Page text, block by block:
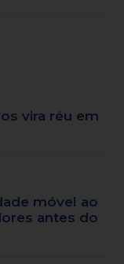
vira réu em
móvel ao
antes do